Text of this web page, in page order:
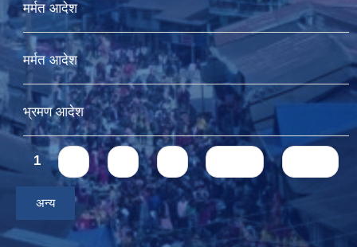
मर्मत आदेश
मर्मत आदेश
भ्रमण आदेश
Pages
1
अन्य